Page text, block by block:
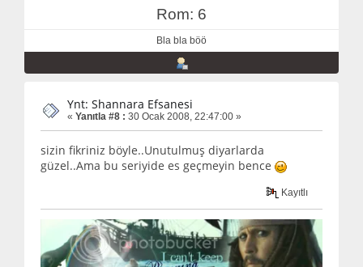
Rom: 6
Bla bla böö
Ynt: Shannara Efsanesi
« Yanıtla #8 : 30 Ocak 2008, 22:47:00 »
sizin fikriniz böyle..Unutulmuş diyarlarda
güzel..Ama bu seriyide es geçmeyin bence
Kayıtlı